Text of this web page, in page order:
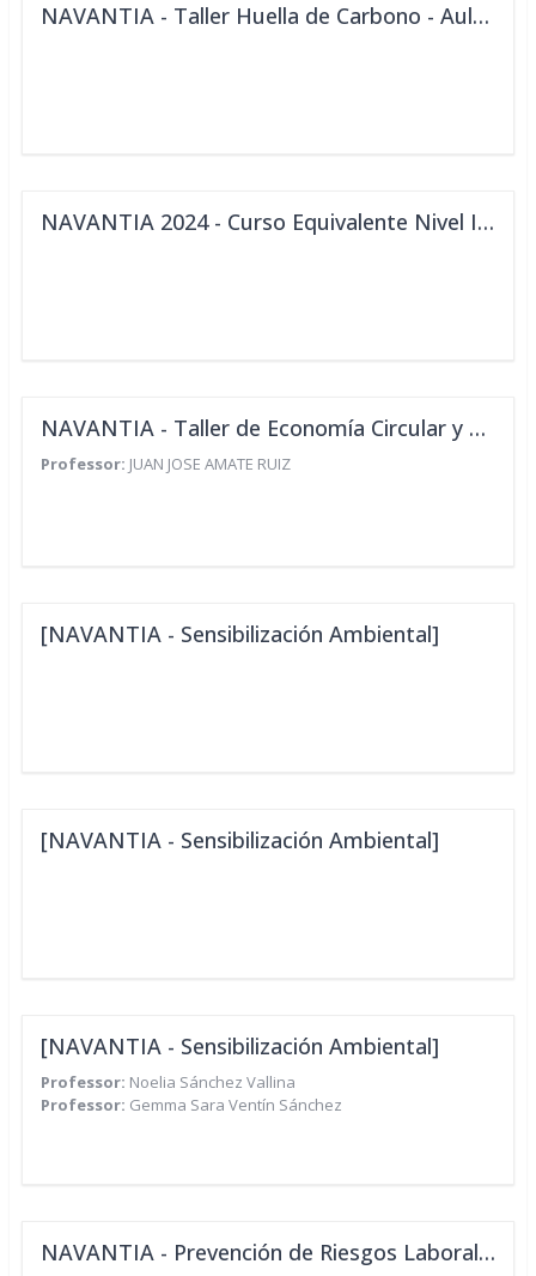
NAVANTIA - Taller Huella de Carbono - Aula Virtual
NAVANTIA 2024 - Curso Equivalente Nivel Intermedio PRL
NAVANTIA - Taller de Economía Circular y Residuo Cero
Professor: JUAN JOSE AMATE RUIZ
[NAVANTIA - Sensibilización Ambiental]
[NAVANTIA - Sensibilización Ambiental]
[NAVANTIA - Sensibilización Ambiental]
Professor: Noelia Sánchez Vallina
Professor: Gemma Sara Ventín Sánchez
NAVANTIA - Prevención de Riesgos Laborales para Personal de Oficinas de Empresas del Sector del Metal. Formación de Reciclaje